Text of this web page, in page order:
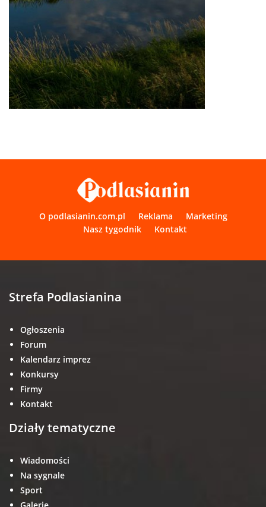
O podlasianin.com.pl Reklama
Marketing
Nasz tygodnik
Kontakt
Strefa Podlasianina
Ogłoszenia
Forum
Kalendarz imprez
Konkursy
Firmy
Kontakt
Działy tematyczne
Wiadomości
Na sygnale
Sport